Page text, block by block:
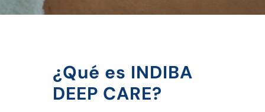
¿Qué es INDIBA
DEEP CARE?